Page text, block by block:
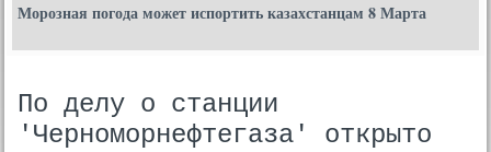
Морозная погода может испортить казахстанцам 8 Марта
По делу о станции
'Черноморнефтегаза' открыто